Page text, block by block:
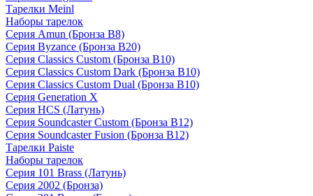
Тарелки Meinl
Наборы тарелок
Серия Amun (Бронза B8)
Серия Byzance (Бронза B20)
Серия Classics Custom (Бронза B10)
Серия Classics Custom Dark (Бронза B10)
Серия Classics Custom Dual (Бронза B10)
Серия Generation X
Серия HCS (Латунь)
Серия Soundcaster Custom (Бронза B12)
Серия Soundcaster Fusion (Бронза B12)
Тарелки Paiste
Наборы тарелок
Серия 101 Brass (Латунь)
Серия 2002 (Бронза)